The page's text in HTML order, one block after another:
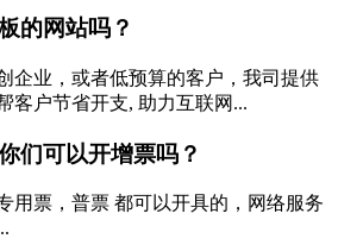
的网站吗？
企业，或者低预算的客户，我司提供
客户节省开支, 助力互联网...
们可以开增票吗？
用票，普票 都可以开具的，网络服务